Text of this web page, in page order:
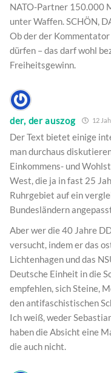
NATO-Partner 150.000
unter Waffen. SCHÖN,
Ob der der
dürfen – das darf wohl
Freiheitsgewinn.
der, der auszog 12
Der Text bietet einige
man durchaus
Einkommens- und
West, die ja in fast 25
Ruhrgebiet auf ein
Bundesländern
Aber wer die 40 Jahre
versucht, indem er das
Lichtenhagen und das
Deutsche Einheit in die
empfehlen, sich Steine,
den antifaschistischen
Ich weiß, weder
haben die Absicht eine
die auch nicht.